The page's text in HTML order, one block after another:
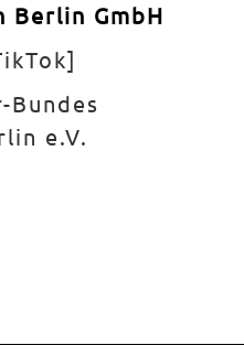
Berlin GmbH
e.V.